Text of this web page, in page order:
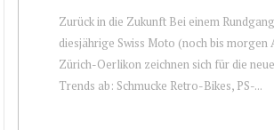
Zurück in die Zukunft Bei einem
diesjährige Swiss Moto (noch bis morgen
Zürich-Oerlikon zeichnen sich für die
Trends ab: Schmucke Retro-Bikes, PS-...